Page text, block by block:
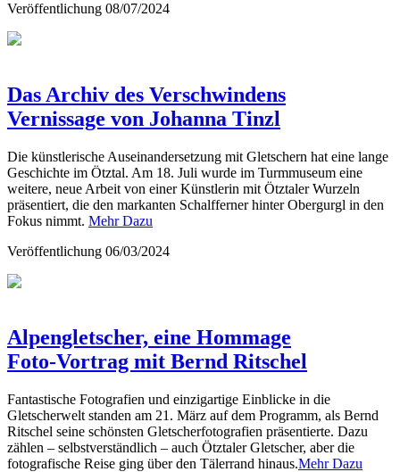
Veröffentlichung 08/07/2024
Das Archiv des Verschwindens
Vernissage von Johanna Tinzl
Die künstlerische Auseinandersetzung mit Gletschern hat eine lange
Geschichte im Ötztal. Am 18. Juli wurde im Turmmuseum eine
weitere, neue Arbeit von einer Künstlerin mit Ötztaler Wurzeln
präsentiert, die den markanten Schalfferner hinter Obergurgl in den
Fokus nimmt. Mehr Dazu
Veröffentlichung 06/03/2024
Alpengletscher, eine Hommage
Foto-Vortrag mit Bernd Ritschel
Fantastische Fotografien und einzigartige Einblicke in die
Gletscherwelt standen am 21. März auf dem Programm, als Bernd
Ritschel seine schönsten Gletscherfotografien präsentierte. Dazu
zählen – selbstverständlich – auch Ötztaler Gletscher, aber die
fotografische Reise ging über den Tälerrand hinaus.Mehr Dazu